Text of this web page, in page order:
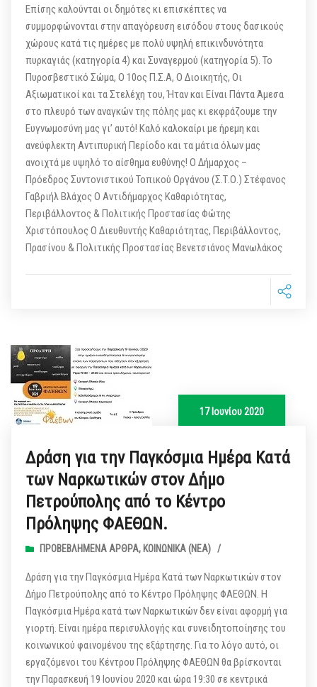
Επίσης καλούνται οι δημότες κι επισκέπτες να
συμμορφώνονται στην απαγόρευση εισόδου στους δασικούς
χώρους κατά τις ημέρες με πολύ υψηλή επικινδυνότητα
πυρκαγιάς (κατηγορία 4) και Συναγερμού (κατηγορία 5). Το
Πυροσβεστικό Σώμα, Ο 10ος Π.Σ.Α, Ο Διοικητής, Οι
Αξιωματικοί και τα Στελέχη του, Ήταν και Είναι Πάντα Άμεσα
στο πλευρό των αναγκών της πόλης μας κι εκφράζουμε την
Ευγνωμοσύνη μας γι’ αυτό! Καλό καλοκαίρι με ήρεμη και
ανεύφλεκτη Αντιπυρική Περίοδο και τα μάτια όλων μας
ανοιχτά με υψηλό το αίσθημα ευθύνης! Ο Δήμαρχος –
Πρόεδρος Συντονιστικού Τοπικού Οργάνου (Σ.Τ.Ο.) Στέφανος
Γαβριήλ Βλάχος Ο Αντιδήμαρχος Καθαριότητας,
Περιβάλλοντος & Πολιτικής Προστασίας Φώτης
Χριστόπουλος Ο Διευθυντής Καθαριότητας, Περιβάλλοντος,
Πρασίνου & Πολιτικής Προστασίας Βενετσιάνος Μανωλάκος
17 Ιουνίου 2020
Δράση για την Παγκόσμια Ημέρα Κατά
των Ναρκωτικών στον Δήμο
Πετρούπολης από το Κέντρο
Πρόληψης ΦΑΕΘΩΝ.
ΠΡΟΒΕΒΛΗΜΈΝΑ ΆΡΘΡΑ, ΚΟΙΝΩΝΙΚΆ (ΝΕΑ) /
Δράση για την Παγκόσμια Ημέρα Κατά των Ναρκωτικών στον
Δήμο Πετρούπολης από το Κέντρο Πρόληψης ΦΑΕΘΩΝ. Η
Παγκόσμια Ημέρα κατά των Ναρκωτικών δεν είναι αφορμή για
γιορτή. Είναι ημέρα περισυλλογής και συνειδητοποίησης του
κοινωνικού φαινομένου της εξάρτησης. Για το λόγο αυτό, οι
εργαζόμενοι του Κέντρου Πρόληψης ΦΑΕΘΩΝ θα βρίσκονται
την Παρασκευή 19 Ιουνίου 2020 και ώρα 19:30 σε κεντρικά